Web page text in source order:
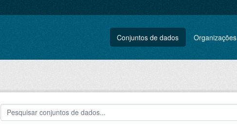
Conjuntos de dados Organizações